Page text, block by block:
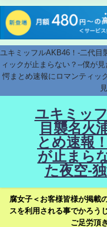
ユキミッフルAKB46！-二代目
ィックが止まらない？--僕が
愕まとめ速報にロマンティッ
ユキミッ
目襲名火
とめ速報
が止まら
た夜空-
腐女子＜お客様皆様が掲載
スを利用される事でかろう
ご足労頂